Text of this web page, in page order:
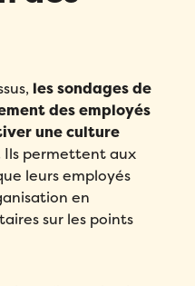
les sondages de
des employés
une culture
Ils permettent aux
leurs employés
en
sur les points